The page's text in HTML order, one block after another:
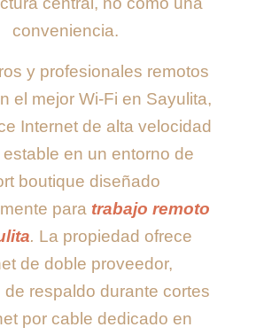
conveniencia.
y profesionales remotos
el mejor Wi-Fi en Sayulita,
Internet de alta velocidad
en un entorno de
boutique diseñado
para trabajo remoto
. La propiedad ofrece
de doble proveedor,
de respaldo durante cortes
por cable dedicado en